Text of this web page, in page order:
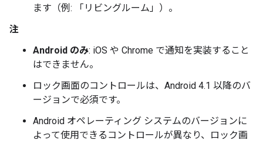
ます（例: 「リビングルーム」）。
注
Android のみ: iOS や Chrome で通知を実装すること
はできません。
ロック画面のコントロールは、Android 4.1 以降のバ
ージョンで必須です。
Android オペレーティング システムのバージョンに
よって使用できるコントロールが異なり、ロック画